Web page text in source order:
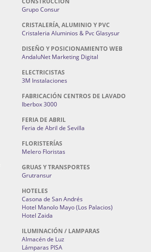
Grupo Consur
CRISTALERÍA, ALUMINIO Y PVC
Cristaleria Aluminios & Pvc Glasysur
DISEÑO Y POSICIONAMIENTO WEB
AndaluNet Marketing Digital
ELECTRICISTAS
3M Instalaciones
FABRICACIÓN CENTROS DE LAVADO
Iberbox 3000
FERIA DE ABRIL
Feria de Abril de Sevilla
FLORISTERÍAS
Melero Floristas
GRUAS Y TRANSPORTES
Grutransur
HOTELES
Casona de San Andrés
Hotel Manolo Mayo (Los Palacios)
Hotel Zaida
ILUMINACIÓN / LAMPARAS
Almacén de Luz
Lámparas PISA